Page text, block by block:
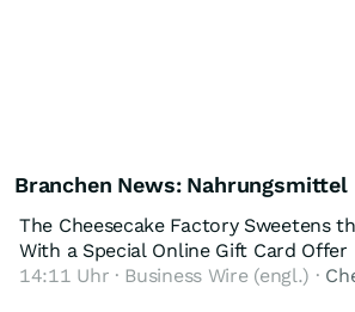
Branchen News: Nahrungsmittel
The Cheesecake Factory Sweetens
With a Special Online Gift Card Offer
14:11 Uhr · Business Wire (engl.) ·